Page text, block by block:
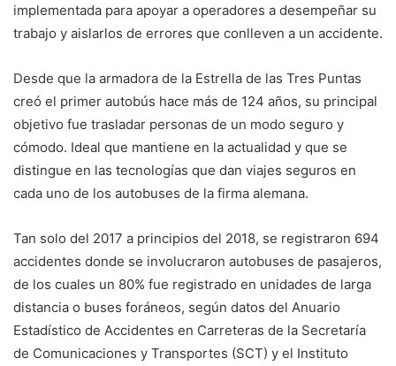
implementada para apoyar a operadores a desempeñar su
trabajo y aislarlos de errores que conlleven a un accidente.
Desde que la armadora de la Estrella de las Tres Puntas
creó el primer autobús hace más de 124 años, su principal
objetivo fue trasladar personas de un modo seguro y
cómodo. Ideal que mantiene en la actualidad y que se
distingue en las tecnologías que dan viajes seguros en
cada uno de los autobuses de la firma alemana.
Tan solo del 2017 a principios del 2018, se registraron 694
accidentes donde se involucraron autobuses de pasajeros,
de los cuales un 80% fue registrado en unidades de larga
distancia o buses foráneos, según datos del Anuario
Estadístico de Accidentes en Carreteras de la Secretaría
de Comunicaciones y Transportes (SCT) y el Instituto